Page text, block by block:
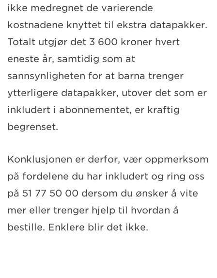
ikke medregnet de varierende
kostnadene knyttet til ekstra datapakker.
Totalt utgjør det 3 600 kroner hvert
eneste år, samtidig som at
sannsynligheten for at barna trenger
ytterligere datapakker, utover det som er
inkludert i abonnementet, er kraftig
begrenset.
Konklusjonen er derfor, vær oppmerksom
på fordelene du har inkludert og ring oss
på 51 77 50 00 dersom du ønsker å vite
mer eller trenger hjelp til hvordan å
bestille. Enklere blir det ikke.